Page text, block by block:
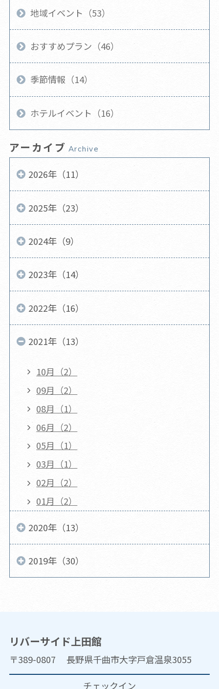
地域イベント（53）
おすすめプラン（46）
季節情報（14）
ホテルイベント（16）
アーカイブ Archive
2026年（11）
2025年（23）
2024年（9）
2023年（14）
2022年（16）
2021年（13）
10月（2）
09月（2）
08月（1）
06月（2）
05月（1）
03月（1）
02月（2）
01月（2）
2020年（13）
2019年（30）
リバーサイド上田館
〒389-0807 長野県千曲市大字戸倉温泉3055
チェックイン